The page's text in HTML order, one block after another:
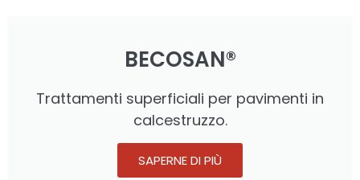
BECOSAN®
Trattamenti superficiali per pavimenti in
calcestruzzo.
SAPERNE DI PIÙ